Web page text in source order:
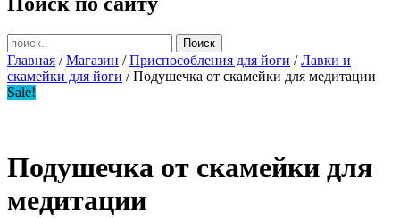
Главная /Магазин /Приспособления для йоги /Лавки и
скамейки для йоги / Подушечка от скамейки для медитации
Sale!
Подушечка от скамейки для
медитации